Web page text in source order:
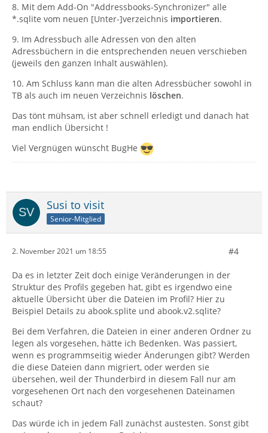
8. Mit dem Add-On "Addressbooks-Synchronizer" alle
*.sqlite vom neuen [Unter-]verzeichnis importieren.
9. Im Adressbuch alle Adressen von den alten
Adressbüchern in die entsprechenden neuen verschieben
(jeweils den ganzen Inhalt auswählen).
10. Am Schluss kann man die alten Adressbücher sowohl in
TB als auch im neuen Verzeichnis löschen.
Das tönt mühsam, ist aber schnell erledigt und danach hat
man endlich Übersicht !
Viel Vergnügen wünscht BugHe
Susi to visit
Senior-Mitglied
2. November 2021 um 18:55 #4
Da es in letzter Zeit doch einige Veränderungen in der
Struktur des Profils gegeben hat, gibt es irgendwo eine
aktuelle Übersicht über die Dateien im Profil? Hier zu
Beispiel Details zu abook.splite und abook.v2.sqlite?
Bei dem Verfahren, die Dateien in einer anderen Ordner zu
legen als vorgesehen, hätte ich Bedenken. Was passiert,
wenn es programmseitig wieder Änderungen gibt? Werden
die diese Dateien dann migriert, oder werden sie
übersehen, weil der Thunderbird in diesem Fall nur am
vorgesehenen Ort nach den vorgesehenen Dateinamen
schaut?
Das würde ich in jedem Fall zunächst austesten. Sonst gibt